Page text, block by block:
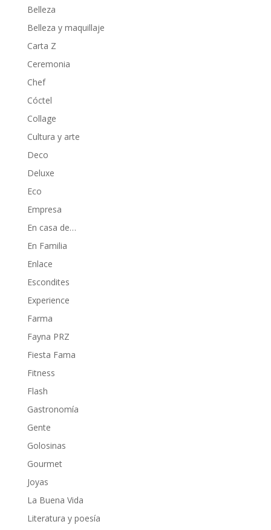
Belleza
Belleza y maquillaje
Carta Z
Ceremonia
Chef
Cóctel
Collage
Cultura y arte
Deco
Deluxe
Eco
Empresa
En casa de…
En Familia
Enlace
Escondites
Experience
Farma
Fayna PRZ
Fiesta Fama
Fitness
Flash
Gastronomía
Gente
Golosinas
Gourmet
Joyas
La Buena Vida
Literatura y poesía